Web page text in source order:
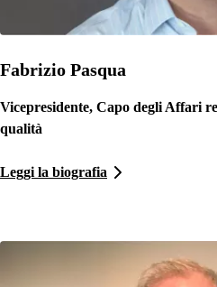
Fabrizio Pasqua
Vicepresidente, Capo degli Affari
qualità
Leggi la biografia